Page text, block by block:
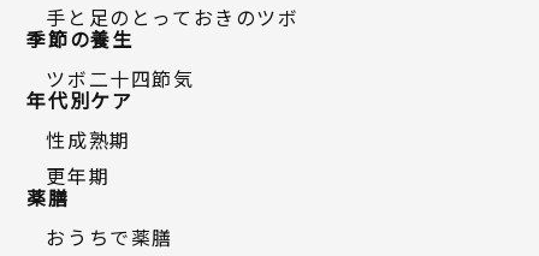
手と足のとっておきのツボ
季節の養生
ツボ二十四節気
年代別ケア
性成熟期
更年期
薬膳
おうちで薬膳